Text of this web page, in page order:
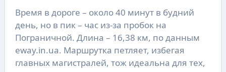
Время в дороге – около 40 минут в будний
день, но в пик – час из-за пробок на
Пограничной. Длина – 16,38 км, по данным
eway.in.ua. Маршрутка петляет, избегая
главных магистралей, тож идеальна для тех,